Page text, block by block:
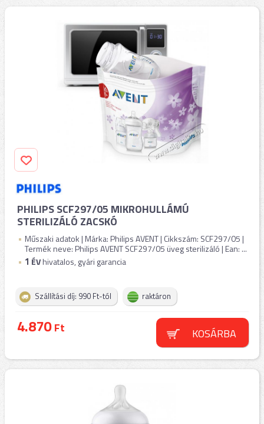
PHILIPS SCF297/05 MIKROHULLÁMÚ
STERILIZÁLÓ ZACSKÓ
Műszaki adatok | Márka: Philips AVENT | Cikkszám: SCF297/05 |
Termék neve: Philips AVENT SCF297/05 üveg sterilizáló | Ean: ...
1 ÉVhivatalos, gyári garancia
Szállítási díj: 990 Ft-tól raktáron
4.870Ft KOSÁRBA